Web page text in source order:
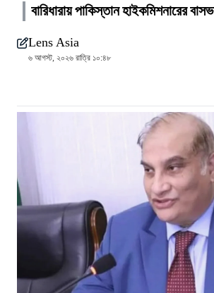
বারিধারায় পাকিস্তান হাইকমিশনারের
Lens Asia
৬ আগস্ট, ২০২৬ রাত্রি ১০:৪৮